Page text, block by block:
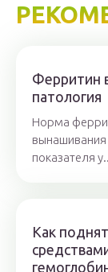
Ферритин
патология
Норма
показателя
Как